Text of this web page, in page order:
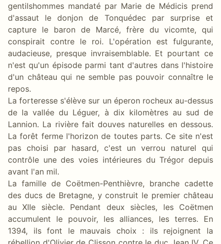
gentilshommes mandaté par Marie de Médicis prend
d'assaut le donjon de Tonquédec par surprise et
capture le baron de Marcé, frère du vicomte, qui
conspirait contre le roi. L'opération est fulgurante,
audacieuse, presque invraisemblable. Et pourtant ce
n'est qu'un épisode parmi tant d'autres dans l'histoire
d'un château qui ne semble pas pouvoir connaître le
repos.
La forteresse s'élève sur un éperon rocheux au-dessus
de la vallée du Léguer, à dix kilomètres au sud de
Lannion. La rivière fait douves naturelles en dessous.
La forêt ferme l'horizon de toutes parts. Ce site n'est
pas choisi par hasard, c'est un verrou naturel qui
contrôle une des voies intérieures du Trégor depuis
avant l'an mil.
La famille de Coëtmen-Penthièvre, branche cadette
des ducs de Bretagne, y construit le premier château
au XIIe siècle. Pendant deux siècles, les Coëtmen
accumulent le pouvoir, les alliances, les terres. En
1394, ils font le mauvais choix : ils rejoignent la